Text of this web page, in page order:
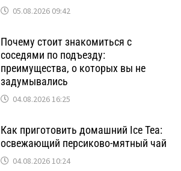
05.08.2026 09:42
Почему стоит знакомиться с
соседями по подъезду:
преимущества, о которых вы не
задумывались
04.08.2026 16:25
Как приготовить домашний Ice Tea:
освежающий персиково-мятный чай
04.08.2026 10:24